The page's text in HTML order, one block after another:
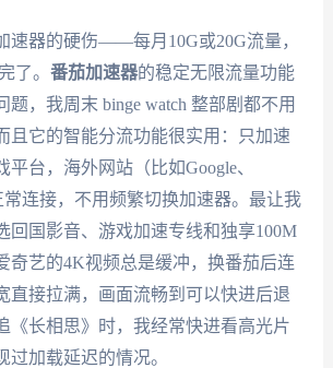
速器的硬伤——每月10G或20G流量，
了。 番茄加速器的稳定无限流量功能
题，我周末 binge watch 整部剧都不用
且它的智能分流功能很实用：只加速
平台，海外网站（比如Google、
常连接，不用频繁切换加速器。最让我
回国影音、游戏加速专线和独享100M
艺的4K视频总是缓冲，换番茄后连
直接拉满，画面流畅到可以快进后退
《长相思》时，我经常快进看高光片
过加载延迟的情况。